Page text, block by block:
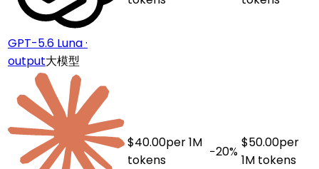
GPT-5.6 Luna ·
output大模型
$40.00per 1M
tokens
−20%
$50.00per
1M tokens